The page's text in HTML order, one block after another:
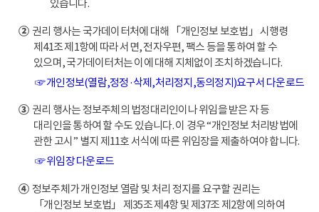
있습니다.
②권리 행사는 국가데이터처에 대해 「개인정보 보호법」 시행령
제41조 제1항에 따라 서면, 전자우편, 팩스 등을 통하여 할 수
있으며, 국가데이터처는 이에 대해 지체없이 조치하겠습니다.
☞ 개인정보(열람,정정·삭제,처리정지,동의정지)요구서 다운로드
③권리 행사는 정보주체의 법정대리인이나 위임을 받은 자 등
대리인을 통하여 할 수도 있습니다. 이 경우 “개인정보 처리방법에
관한 고시” 별지 제11호 서식에 따른 위임장을 제출하여야 합니다.
☞ 위임장 다운로드
④정보주체가 개인정보 열람 및 처리 정지를 요구할 권리는
「개인정보 보호법」 제35조 제4항 및 제37조 제2항에 의하여